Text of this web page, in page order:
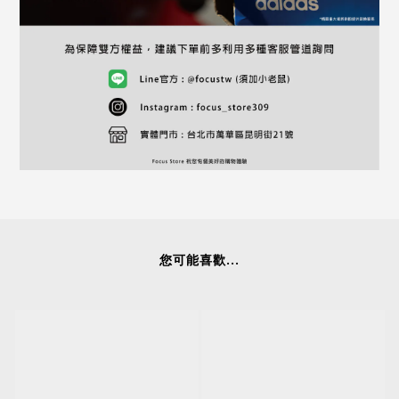
您可能喜歡...